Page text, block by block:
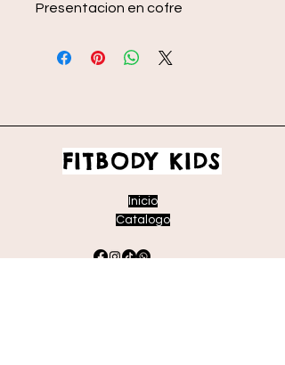
Presentacion en cofre
FITBODY KIDS
Inicio
Catalogo